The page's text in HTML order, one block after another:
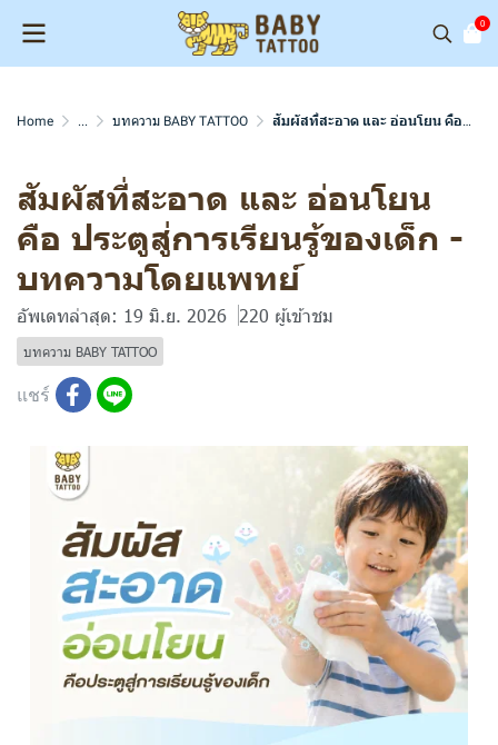
0
Home ... บทความ BABY TATTOO สัมผัสที่สะอาด และ อ่อนโยน คือ ประตูสู่การเรียนรู้ของเด็ก - บทความโดยแพทย์
สัมผัสที่สะอาด และ อ่อนโยน
คือ ประตูสู่การเรียนรู้ของเด็ก -
บทความโดยแพทย์
อัพเดทล่าสุด: 19 มิ.ย. 2026 220 ผู้เข้าชม
บทความ BABY TATTOO
แชร์